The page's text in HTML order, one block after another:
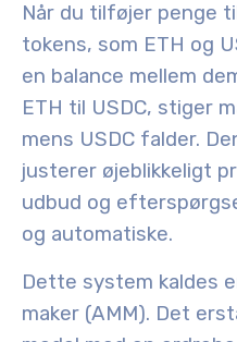
Når du tilføjer penge
tokens, som ETH og
en balance mellem
ETH til USDC, stiger
mens USDC falder.
justerer øjeblikkeligt
udbud og
og automatiske.
Dette system kaldes
maker (AMM). Det